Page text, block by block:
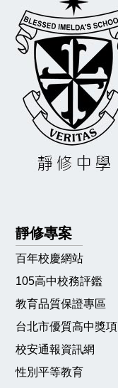
靜修專案
百年校慶網站
105高中校務評鑑
教育品質保證專區
台北市優質高中獎項
校安通報資訊網
性別平等教育